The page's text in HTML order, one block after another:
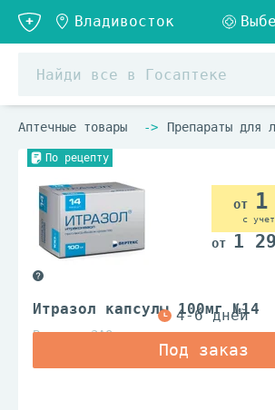
Аптечные товары Препараты для
По рецепту
Итразол капсулы 100мг №14
Вертекс ЗАО
1
с
1